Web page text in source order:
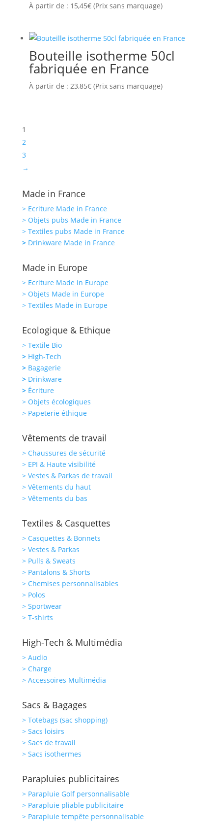
À partir de : 15,45€(Prix sans marquage)
Bouteille isotherme 50cl
fabriquée en France
À partir de : 23,85€(Prix sans marquage)
1
2
3
→
Made in France
> Ecriture Made in France
> Objets pubs Made in France
> Textiles pubs Made in France
>Drinkware Made in France
Made in Europe
> Ecriture Made in Europe
> Objets Made in Europe
> Textiles Made in Europe
Ecologique & Ethique
> Textile Bio
>High-Tech
>Bagagerie
>Drinkware
>Écriture
> Objets écologiques
> Papeterie éthique
Vêtements de travail
> Chaussures de sécurité
> EPI & Haute visibilité
> Vestes & Parkas de travail
> Vêtements du haut
> Vêtements du bas
Textiles & Casquettes
> Casquettes & Bonnets
> Vestes & Parkas
> Pulls & Sweats
> Pantalons & Shorts
> Chemises personnalisables
> Polos
> Sportwear
> T-shirts
High-Tech & Multimédia
> Audio
> Charge
> Accessoires Multimédia
Sacs & Bagages
> Totebags (sac shopping)
> Sacs loisirs
> Sacs de travail
> Sacs isothermes
Parapluies publicitaires
> Parapluie Golf personnalisable
> Parapluie pliable publicitaire
> Parapluie tempête personnalisable